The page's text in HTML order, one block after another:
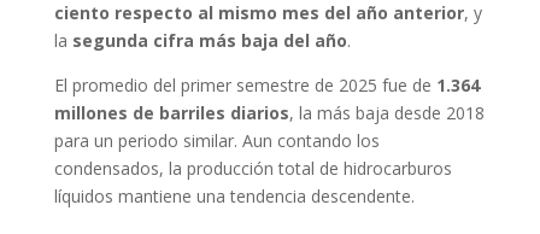
ciento respecto al mismo mes del año anterior, y
la segunda cifra más baja del año.
El promedio del primer semestre de 2025 fue de 1.364
millones de barriles diarios, la más baja desde 2018
para un periodo similar. Aun contando los
condensados, la producción total de hidrocarburos
líquidos mantiene una tendencia descendente.